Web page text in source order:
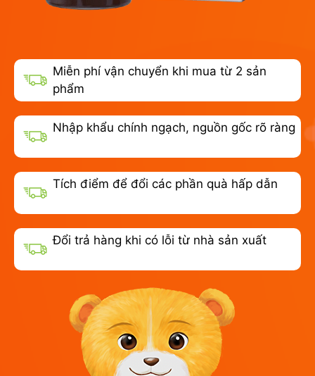
Miễn phí vận chuyển khi mua từ 2 sản
phẩm
Nhập khẩu chính ngạch, nguồn gốc rõ ràng
Tích điểm để đổi các phần quà hấp dẫn
Đổi trả hàng khi có lỗi từ nhà sản xuất